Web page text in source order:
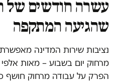
עשרה חודשים של
שהגיעה המתקפה
נציבות שירות המדינה
מרחוק יום בשבוע – מאות אלפי
הפרק על עבודה מרחוק חושף